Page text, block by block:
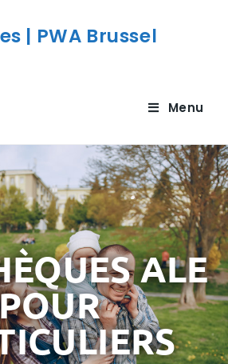
| PWA Brussel
Menu
ALE